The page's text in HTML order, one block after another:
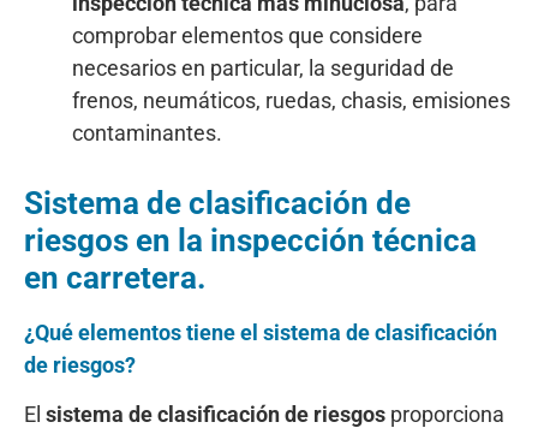
comprobar elementos que considere
necesarios en particular, la seguridad de
frenos, neumáticos, ruedas, chasis, emisiones
contaminantes.
Sistema de clasificación de
riesgos en la inspección técnica
en carretera.
¿Qué elementos tiene el sistema de clasificación
de riesgos?
El sistema declasificación de riesgos proporciona